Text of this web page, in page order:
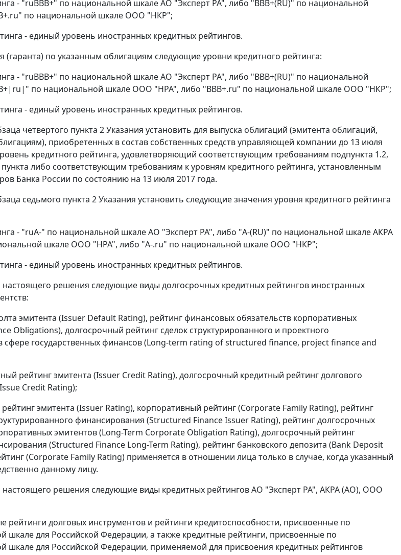
- "ruBBB+" по национальной шкале АО "Эксперт РА", либо "BBB+(RU)" по национальной
по национальной шкале ООО "НКР";
- единый уровень иностранных кредитных рейтингов.
(гаранта) по указанным облигациям следующие уровни кредитного рейтинга:
- "ruBBB+" по национальной шкале АО "Эксперт РА", либо "BBB+(RU)" по национальной
по национальной шкале ООО "НРА", либо "BBB+.ru" по национальной шкале ООО "НКР";
- единый уровень иностранных кредитных рейтингов.
четвертого пункта 2 Указания установить для выпуска облигаций (эмитента облигаций,
приобретенных в состав собственных средств управляющей компании до 13 июля
кредитного рейтинга, удовлетворяющий соответствующим требованиям подпункта 1.2,
либо соответствующим требованиям к уровням кредитного рейтинга, установленным
Банка России по состоянию на 13 июля 2017 года.
седьмого пункта 2 Указания установить следующие значения уровня кредитного рейтинга
- "ruA-" по национальной шкале АО "Эксперт РА", либо "A-(RU)" по национальной шкале АКРА
шкале ООО "НРА", либо "A-.ru" по национальной шкале ООО "НКР";
- единый уровень иностранных кредитных рейтингов.
настоящего решения следующие виды долгосрочных кредитных рейтингов иностранных
эмитента (Issuer Default Rating), рейтинг финансовых обязательств корпоративных
Obligations), долгосрочный рейтинг сделок структурированного и проектного
сфере государственных финансов (Long-term rating of structured finance, project finance and
рейтинг эмитента (Issuer Credit Rating), долгосрочный кредитный рейтинг долгового
Credit Rating);
эмитента (Issuer Rating), корпоративный рейтинг (Corporate Family Rating), рейтинг
финансирования (Structured Finance Issuer Rating), рейтинг долгосрочных
эмитентов (Long-Term Corporate Obligation Rating), долгосрочный рейтинг
(Structured Finance Long-Term Rating), рейтинг банковского депозита (Bank Deposit
(Corporate Family Rating) применяется в отношении лица только в случае, когда указанный
данному лицу.
настоящего решения следующие виды кредитных рейтингов АО "Эксперт РА", АКРА (АО), ООО
рейтинги долговых инструментов и рейтинги кредитоспособности, присвоенные по
шкале для Российской Федерации, а также кредитные рейтинги, присвоенные по
шкале для Российской Федерации, применяемой для присвоения кредитных рейтингов